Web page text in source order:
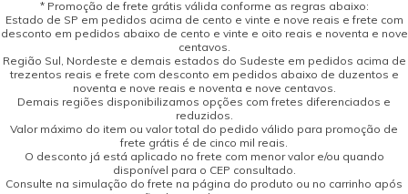
* Promoção de frete grátis válida conforme as regras abaixo:
Estado de SP em pedidos acima de cento e vinte e nove reais e frete com
desconto em pedidos abaixo de cento e vinte e oito reais e noventa e nove
centavos.
Região Sul, Nordeste e demais estados do Sudeste em pedidos acima de
trezentos reais e frete com desconto em pedidos abaixo de duzentos e
noventa e nove reais e noventa e nove centavos.
Demais regiões disponibilizamos opções com fretes diferenciados e
reduzidos.
Valor máximo do item ou valor total do pedido válido para promoção de
frete grátis é de cinco mil reais.
O desconto já está aplicado no frete com menor valor e/ou quando
disponível para o CEP consultado.
Consulte na simulação do frete na página do produto ou no carrinho após